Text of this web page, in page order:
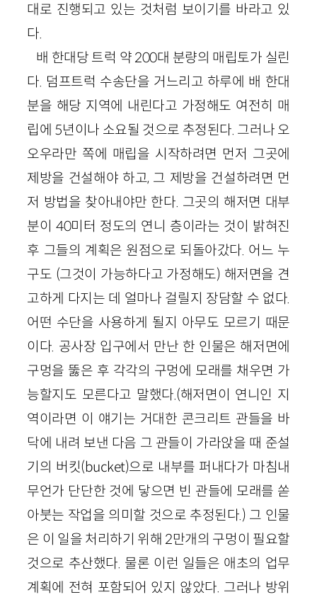
대로 진행되고 있는 것처럼 보이기를 바라고 있
다.
배 한대당 트럭 약 200대 분량의 매립토가 실린
다. 덤프트럭 수송단을 거느리고 하루에 배 한대
분을 해당 지역에 내린다고 가정해도 여전히 매
립에 5년이나 소요될 것으로 추정된다. 그러나 오
오우라만 쪽에 매립을 시작하려면 먼저 그곳에
제방을 건설해야 하고, 그 제방을 건설하려면 먼
저 방법을 찾아내야만 한다. 그곳의 해저면 대부
분이 40미터 정도의 연니 층이라는 것이 밝혀진
후 그들의 계획은 원점으로 되돌아갔다. 어느 누
구도 (그것이 가능하다고 가정해도) 해저면을 견
고하게 다지는 데 얼마나 걸릴지 장담할 수 없다.
어떤 수단을 사용하게 될지 아무도 모르기 때문
이다. 공사장 입구에서 만난 한 인물은 해저면에
구멍을 뚫은 후 각각의 구멍에 모래를 채우면 가
능할지도 모른다고 말했다.(해저면이 연니인 지
역이라면 이 얘기는 거대한 콘크리트 관들을 바
닥에 내려 보낸 다음 그 관들이 가라앉을 때 준설
기의 버킷(bucket)으로 내부를 퍼내다가 마침내
무언가 단단한 것에 닿으면 빈 관들에 모래를 쏟
아붓는 작업을 의미할 것으로 추정된다.) 그 인물
은 이 일을 처리하기 위해 2만개의 구멍이 필요할
것으로 추산했다. 물론 이런 일들은 애초의 업무
계획에 전혀 포함되어 있지 않았다. 그러나 방위